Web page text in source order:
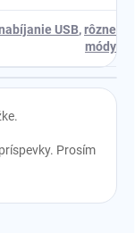
USB,rôzne
módy
Prosím